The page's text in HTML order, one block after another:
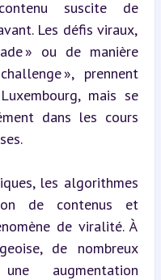
suscite de
Les défis viraux,
» ou de manière
», prennent
mais se
dans les cours
les algorithmes
de contenus et
de viralité. À
de nombreux
augmentation